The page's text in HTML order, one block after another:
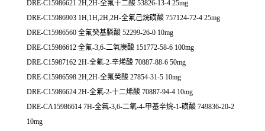
DRE-C15986621 2H,2H-全氟十二酸 53826-13-4 25mg
DRE-C15986903 1H,1H,2H,2H-全氟己烷磺酸 757124-72-4 25mg
DRE-C15986560 全氟癸基膦酸 52299-26-0 10mg
DRE-C15986612 全氟-3,6-二氧庚酸 151772-58-6 100mg
DRE-C15987162 2H-全氟-2-辛烯酸 70887-88-6 50mg
DRE-C15986598 2H,2H-全氟癸酸 27854-31-5 10mg
DRE-C15986624 2H-全氟-2-十二烯酸 70887-94-4 10mg
DRE-CA15986614 7H-全氟-3,6-二氧-4-甲基辛烷-1-磺酸 749836-20-2
10mg